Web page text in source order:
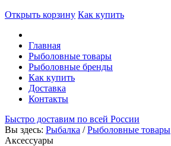
Открыть корзину Как купить
Главная
Рыболовные товары
Рыболовные бренды
Как купить
Доставка
Контакты
Быстро доставим по всей России
Вы здесь: Рыбалка /Рыболовные товары
Аксессуары